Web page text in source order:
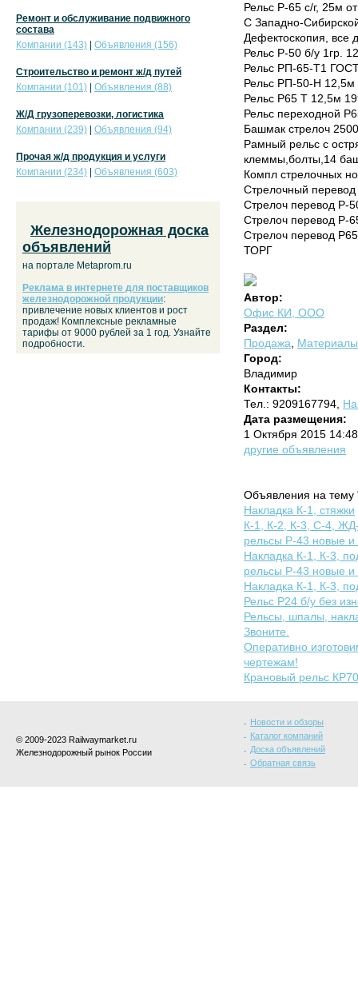
Рельс Р-65 с/г, 25м
С Западно-
Дефектоскопия, все
Рельс Р-50 б/у 1гр.
Рельс РП-65-Т1
Рельс РП-50-Н 12,5м
Рельс Р65 Т 12,5м
Рельс переходной
Башмак стрелоч
Рамный рельс с
клеммы,болты,14
Компл стрелочных
Стрелочный
Стрелоч перевод Р-
Стрелоч перевод Р-
Стрелоч перевод
ТОРГ
Автор:
Офис КИ, ООО
Раздел:
Продажа
Материалы
Город:
Владимир
Контакты:
Тел.: 9209167794,
Дата размещения:
1 Октября 2015
другие объявления
Объявления на тему
Накладка К-1, стяжки
К-1, К-2, К-3, С-4,
рельсы Р-43 новые и
Накладка К-1, К-3,
рельсы Р-43 новые и
Накладка К-1, К-3,
Рельс Р24 б/у без
Рельсы, шпалы,
Звоните.
Оперативно
чертежам!
Крановый рельс КР70
Ремонт и обслуживание подвижного
состава
Компании (143)
Объявления (156)
Строительство и ремонт ж/д путей
Компании (101)
Объявления (88)
Ж/Д грузоперевозки, логистика
Компании (239)
Объявления (94)
Прочая ж/д продукция и услуги
Компании (234)
Объявления (603)
Железнодорожная доска
объявлений
на портале Metaprom.ru
Реклама в интернете для поставщиков
железнодорожной продукции:
привлечение новых клиентов и рост
продаж! Комплексные рекламные
тарифы от 9000 рублей за 1 год. Узнайте
подробности.
© 2009-2023 Railwaymarket.ru
Железнодорожный рынок России
Новости и обзоры
Каталог компаний
Доска объявлений
Обратная связь